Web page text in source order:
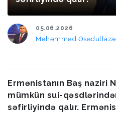
05.06.2026
Məhəmməd
Ermənistanın Baş naziri
mümkün sui-
səfirliyində qalır.